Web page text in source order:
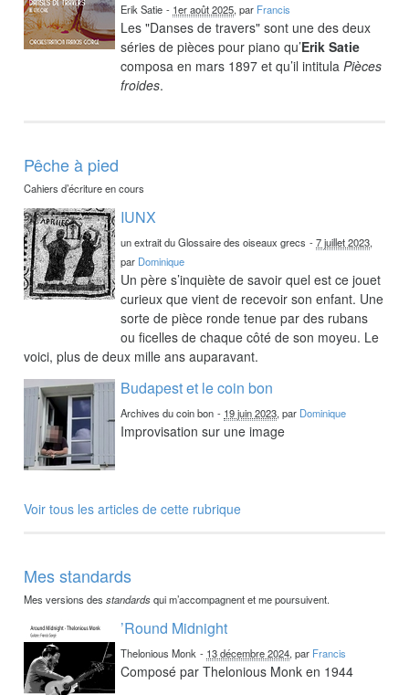
Erik Satie - 1er août 2025, par Francis
Les "Danses de travers" sont une des deux
séries de pièces pour piano qu’Erik Satie
composa en mars 1897 et qu’il intitulaPièces
froides.
Pêche à pied
Cahiers d’écriture en cours
IUNX
un extrait du Glossaire des oiseaux grecs -7 juillet 2023,
par Dominique
Un père s’inquiète de savoir quel est ce jouet
curieux que vient de recevoir son enfant. Une
sorte de pièce ronde tenue par des rubans
ou ficelles de chaque côté de son moyeu. Le
voici, plus de deux mille ans auparavant.
Budapest et le coin bon
Archives du coin bon - 19 juin 2023, par Dominique
Improvisation sur une image
Voir tous les articles de cette rubrique
Mes standards
Mes versions desstandardsqui m’accompagnent et me poursuivent.
’Round Midnight
Thelonious Monk - 13 décembre 2024, par Francis
Composé par Thelonious Monk en 1944